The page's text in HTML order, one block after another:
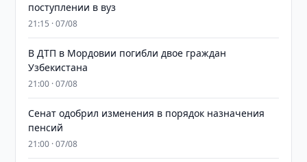
поступлении в вуз
21:15 · 07/08
В ДТП в Мордовии погибли двое граждан
Узбекистана
21:00 · 07/08
Сенат одобрил изменения в порядок назначения
пенсий
21:00 · 07/08